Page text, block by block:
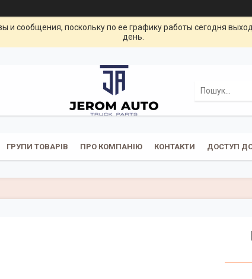
и сообщения, поскольку по ее графику работы сегодня
день.
ГРУПИ ТОВАРІВ ПРО КОМПАНІЮ КОНТАКТИ ДОСТУП ДО